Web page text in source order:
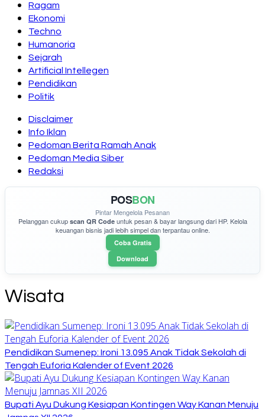
Ragam
Ekonomi
Techno
Humanoria
Sejarah
Artificial Intellegen
Pendidikan
Politik
Disclaimer
Info Iklan
Pedoman Berita Ramah Anak
Pedoman Media Siber
Redaksi
POSBON
Pintar Mengelola Pesanan
Pelanggan cukup scan QR Codeuntuk pesan & bayar langsung dari HP. Kelola
keuangan bisnis jadi lebih simpel dan terpantau online.
Coba Gratis
Download
Wisata
Pendidikan Sumenep: Ironi 13.095 Anak Tidak Sekolah di
Tengah Euforia Kalender of Event 2026
Bupati Ayu Dukung Kesiapan Kontingen Way Kanan Menuju